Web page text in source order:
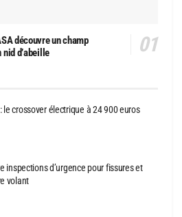
découvre un champ
d’abeille
le crossover électrique à 24 900 euros
inspections d’urgence pour fissures et
volant